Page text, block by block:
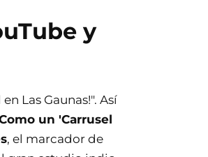
y
Las Gaunas!". Así
un 'Carrusel
, el marcador de